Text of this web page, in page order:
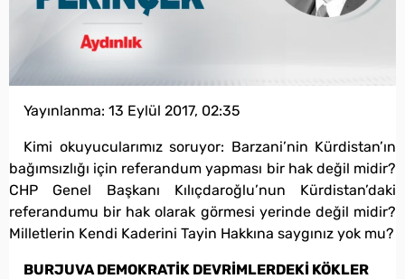
Yayınlanma: 13 Eylül 2017, 02:35
Kimi okuyucularımız soruyor: Barzani’nin Kürdistan’ın
bağımsızlığı için referandum yapması bir hak değil midir?
CHP Genel Başkanı Kılıçdaroğlu’nun Kürdistan’daki
referandumu bir hak olarak görmesi yerinde değil midir?
Milletlerin Kendi Kaderini Tayin Hakkına saygınız yok mu?
BURJUVA DEMOKRATİK DEVRİMLERDEKİ KÖKLER